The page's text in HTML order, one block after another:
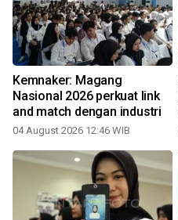
Kemnaker: Magang
Nasional 2026 perkuat link
and match dengan industri
04 August 2026 12:46 WIB